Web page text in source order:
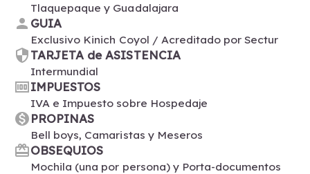
Tlaquepaque y Guadalajara
person GUIA
Exclusivo Kinich Coyol / Acreditado por Sectur
securityTARJETA de ASISTENCIA
Intermundial
moneyIMPUESTOS
IVA e Impuesto sobre Hospedaje
monetization_onPROPINAS
Bell boys, Camaristas y Meseros
card_giftcardOBSEQUIOS
Mochila (una por persona) y Porta-documentos